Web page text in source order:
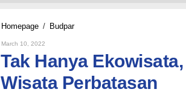
Homepage / BudparTak
Menparekraf
Juga
Siap
Dukung
March 10, 2022
Tak Hanya
Wisata Perbatasan